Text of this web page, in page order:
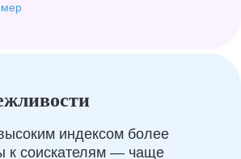
индексом более
к соискателям — чаще